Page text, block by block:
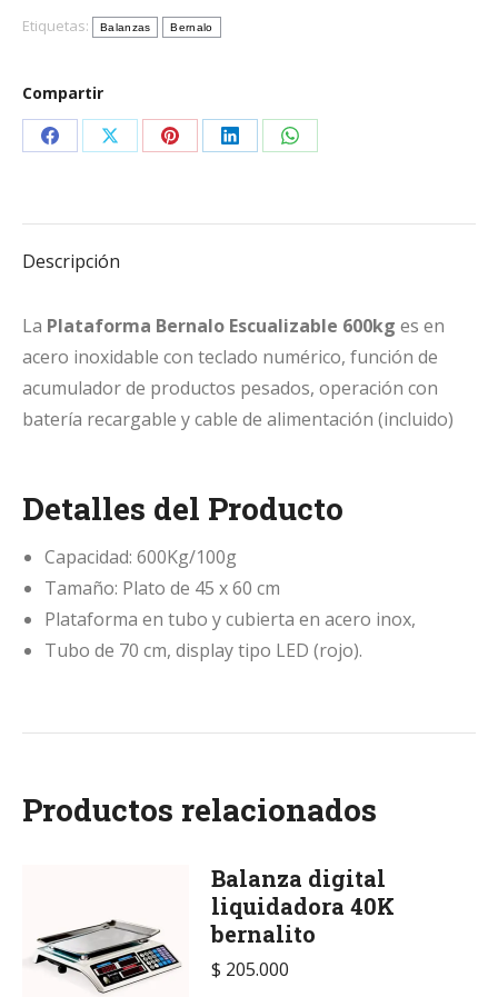
Etiquetas:
Balanzas Bernalo
Compartir
Share Share Share Share Share
Descripción
La Plataforma Bernalo Escualizable 600kg es en
acero inoxidable con teclado numérico, función de
acumulador de productos pesados, operación con
batería recargable y cable de alimentación (incluido)
Detalles del Producto
Capacidad: 600Kg/100g
Tamaño: Plato de 45 x 60 cm
Plataforma en tubo y cubierta en acero inox,
Tubo de 70 cm, display tipo LED (rojo).
Productos relacionados
Balanza digital
liquidadora 40K
bernalito
$ 205.000